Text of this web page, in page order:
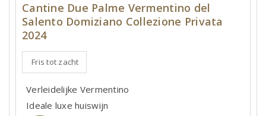
Cantine Due Palme Vermentino del
Salento Domiziano Collezione Privata
2024
Fris tot zacht
Verleidelijke Vermentino
Ideale luxe huiswijn